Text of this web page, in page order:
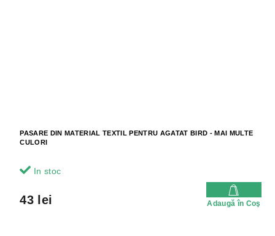
PASARE DIN MATERIAL TEXTIL PENTRU AGATAT BIRD - MAI MULTE
CULORI
In stoc
43 lei Adaugă în Coş